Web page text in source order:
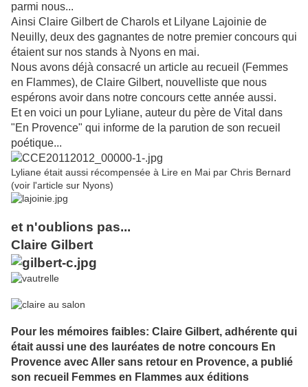
parmi nous...
Ainsi Claire Gilbert de Charols et Lilyane Lajoinie de
Neuilly, deux des gagnantes de notre premier concours qui
étaient sur nos stands à Nyons en mai.
Nous avons déjà consacré un article au recueil (Femmes
en Flammes), de Claire Gilbert, nouvelliste que nous
espérons avoir dans notre concours cette année aussi.
Et en voici un pour Lyliane, auteur du père de Vital dans
"En Provence" qui informe de la parution de son recueil
poétique...
Lyliane était aussi récompensée à Lire en Mai par Chris Bernard
(voir l'article sur Nyons)
et n'oublions pas...
Claire Gilbert
Pour les mémoires faibles: Claire Gilbert, adhérente qui
était aussi une des lauréates de notre concours En
Provence avec Aller sans retour en Provence, a publié
son recueil Femmes en Flammes aux éditions